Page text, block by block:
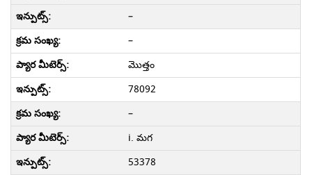
–
–
మొత్తం
78092
–
i. మగ
53378